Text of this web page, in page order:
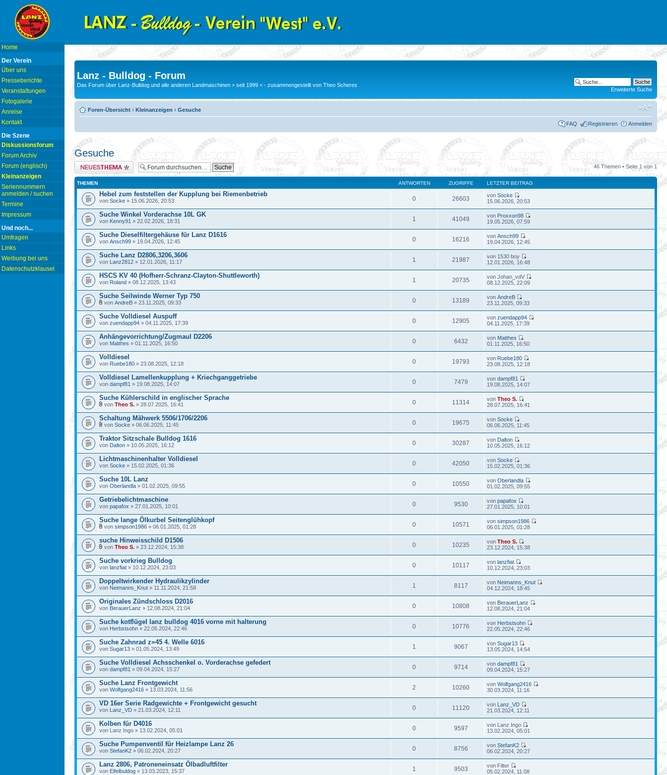
Home
Der Verein
Über uns
Presseberichte
Veranstaltungen
Fotogalerie
Anreise
Kontakt
Die Szene
Diskussionsforum
Forum Archiv
Forum (englisch)
Kleinanzeigen
Seriennummern
anmelden / suchen
Termine
Impressum
Und noch...
Umfragen
Links
Werbung bei uns
Datenschutzklausel
Lanz - Bulldog - Forum
Das Forum über Lanz-Bulldog und alle anderen Landmaschinen > seit 1999 < - zusammengestellt von Theo Scheres
Erweiterte Suche
Foren-Übersicht ‹ Kleinanzeigen ‹ Gesuche
FAQ Registrieren Anmelden
Gesuche
Neues Thema erstellen 46 Themen • Seite 1 von 1
THEMEN ANTWORTEN ZUGRIFFE LETZTER BEITRAG
Hebel zum feststellen der Kupplung bei Riemenbetrieb
von Socke » 15.06.2026, 20:53 0 26603 vonSocke
15.06.2026, 20:53
Suche Winkel Vorderachse 10L GK
von Kenny91 » 22.02.2026, 18:31 1 41049 von Proxxon98
19.05.2026, 07:59
Suche Dieselfiltergehäuse für Lanz D1616
von Ansch99 » 19.04.2026, 12:45 0 16216 vonAnsch99
19.04.2026, 12:45
Suche Lanz D2806,3206,3606
von Lanz2812 » 12.01.2026, 11:17 1 21987
von 1530 boy
12.01.2026, 16:48
HSCS KV 40 (Hofherr-Schranz-Clayton-Shuttleworth)
von Roland » 08.12.2025, 13:43 1 20735
von Johan_vdV
08.12.2025, 22:09
Suche Seilwinde Werner Typ 750
von AndreB » 23.11.2025, 09:33 0 13189 vonAndreB
23.11.2025, 09:33
Suche Volldiesel Auspuff
von zuendapp94 » 04.11.2025, 17:39 0 12905 vonzuendapp94
04.11.2025, 17:39
Anhängevorrichtung/Zugmaul D2206
von Matthes » 01.11.2025, 16:50 0 6432 von Matthes
01.11.2025, 16:50
Volldiesel
von Ruebe180 » 23.08.2025, 12:18 0 19793 von Ruebe180
23.08.2025, 12:18
Volldiesel Lamellenkupplung + Kriechganggetriebe
von dampf81 » 19.08.2025, 14:07 0 7479 vondampf81
19.08.2025, 14:07
Suche Kühlerschild in englischer Sprache
von Theo S. » 28.07.2025, 16:41 0 11314 vonTheo S.
28.07.2025, 16:41
Schaltung Mähwerk 5506/1706/2206
von Socke » 06.06.2025, 11:45 0 19675 vonSocke
06.06.2025, 11:45
Traktor Sitzschale Bulldog 1616
von Dalton » 10.05.2025, 16:12 0 30287 von Dalton
10.05.2025, 16:12
Lichtmaschinenhalter Volldiesel
von Socke » 15.02.2025, 01:36 0 42050 vonSocke
15.02.2025, 01:36
Suche 10L Lanz
von Oberlandla » 01.02.2025, 09:55 0 10550 vonOberlandla
01.02.2025, 09:55
Getriebelichtmaschine
von papafox » 27.01.2025, 10:01 0 9530 vonpapafox
27.01.2025, 10:01
Suche lange Ölkurbel Seitenglühkopf
von simpson1986 » 06.01.2025, 01:28 0 10571 vonsimpson1986
06.01.2025, 01:28
suche Hinweisschild D1506
von Theo S. » 23.12.2024, 15:38 0 10235 vonTheo S.
23.12.2024, 15:38
Suche vorkrieg Bulldog
von lanzfiat » 10.12.2024, 23:03 0 10117 vonlanzfiat
10.12.2024, 23:03
Doppeltwirkender Hydraulikzylinder
von Neimanns_Knut » 11.11.2024, 21:58 1 8117 von Neimanns_Knut
04.12.2024, 18:45
Originales Zündschloss D2016
von BerauerLanz » 12.08.2024, 21:04 0 10808 von BerauerLanz
12.08.2024, 21:04
Suche kotflügel lanz bulldog 4016 vorne mit halterung
von Herbstsohn » 22.05.2024, 22:46 0 10776 von Herbstsohn
22.05.2024, 22:46
Suche Zahnrad z=45 4. Welle 6016
von Sugar13 » 01.05.2024, 13:49 1 9067 vonSugar13
13.05.2024, 14:54
Suche Volldiesel Achsschenkel o. Vorderachse gefedert
von dampf81 » 09.04.2024, 15:27 0 9714 vondampf81
09.04.2024, 15:27
Suche Lanz Frontgewicht
von Wolfgang2416 » 13.03.2024, 11:56 2 10260 vonWolfgang2416
30.03.2024, 11:16
VD 16er Serie Radgewichte + Frontgewicht gesucht
von Lanz_VD » 21.03.2024, 12:11 0 11120 von Lanz_VD
21.03.2024, 12:11
Kolben für D4016
von Lanz Ingo » 13.02.2024, 05:01 0 9597
von Lanz Ingo
13.02.2024, 05:01
Suche Pumpenventil für Heizlampe Lanz 26
von StefanK2 » 06.02.2024, 20:27 0 8756 vonStefanK2
06.02.2024, 20:27
Lanz 2806, Patroneneinsatz Ölbadluftfilter
von Eifelbuldog » 13.03.2023, 15:37 1 9503
von Filter
05.02.2024, 11:08